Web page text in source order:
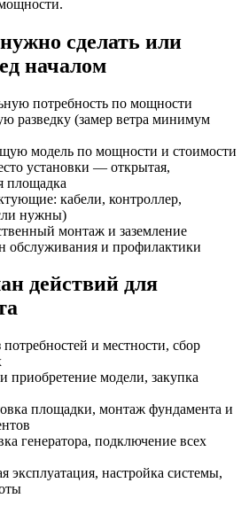
сделать или
началом
потребность по мощности
разведку (замер ветра минимум
модель по мощности и стоимости
установки — открытая,
площадка
кабели, контроллер,
нужны)
монтаж и заземление
обслуживания и профилактики
действий для
и местности, сбор
приобретение модели, закупка
площадки, монтаж фундамента и
генератора, подключение всех
эксплуатация, настройка системы,